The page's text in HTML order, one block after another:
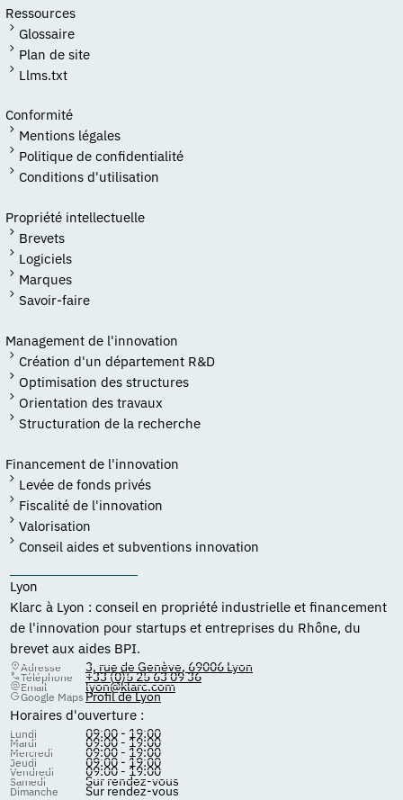
Ressources
Glossaire
Plan de site
Llms.txt
Conformité
Mentions légales
Politique de confidentialité
Conditions d'utilisation
Propriété intellectuelle
Brevets
Logiciels
Marques
Savoir-faire
Management de l'innovation
Création d'un département R&D
Optimisation des structures
Orientation des travaux
Structuration de la recherche
Financement de l'innovation
Levée de fonds privés
Fiscalité de l'innovation
Valorisation
Conseil aides et subventions innovation
Lyon
Klarc à Lyon : conseil en propriété industrielle et financement
de l'innovation pour startups et entreprises du Rhône, du
brevet aux aides BPI.
Adresse 3, rue de Genève, 69006 Lyon
Téléphone +33 (0)5 25 63 09 36
Email lyon@klarc.com
Google Maps Profil de Lyon
Horaires d'ouverture :
Lundi 09:00 - 19:00
Mardi 09:00 - 19:00
Mercredi 09:00 - 19:00
Jeudi 09:00 - 19:00
Vendredi 09:00 - 19:00
Samedi Sur rendez-vous
Dimanche Sur rendez-vous